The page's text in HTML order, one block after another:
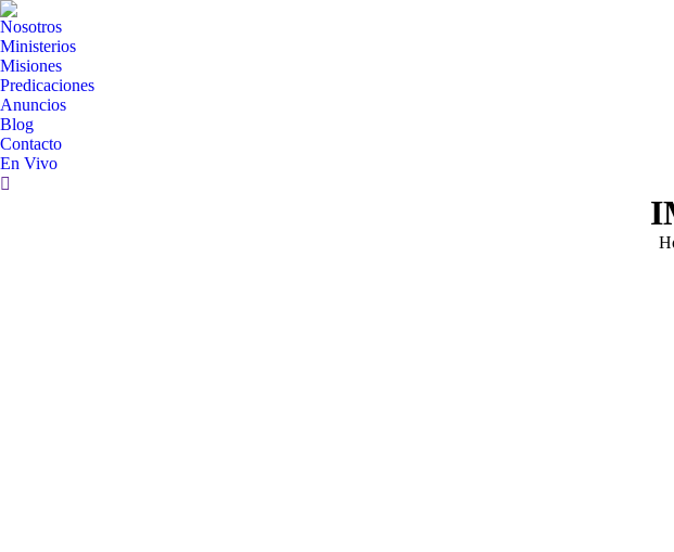
Nosotros
Ministerios
Misiones
Predicaciones
Anuncios
Blog
Contacto
En Vivo
Search: